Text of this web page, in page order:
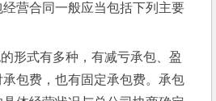
营合同一般应当包括下列主要
形式有多种，有减亏承包、盈
包费，也有固定承包费。承包